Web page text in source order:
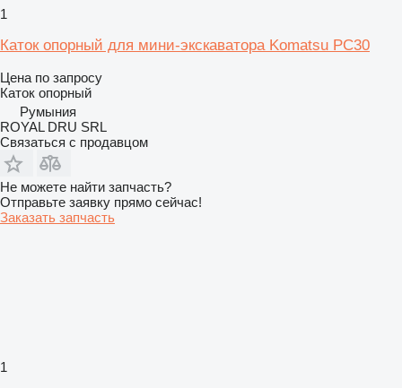
1
Каток опорный для мини-экскаватора Komatsu PC30
Цена по запросу
Каток опорный
Румыния
ROYAL DRU SRL
Связаться с продавцом
Не можете найти запчасть?
Отправьте заявку прямо сейчас!
Заказать запчасть
1